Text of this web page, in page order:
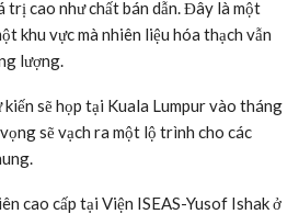
trị cao như chất bán dẫn. Đây là một
khu vực mà nhiên liệu hóa thạch vẫn
lượng.
sẽ họp tại Kuala Lumpur vào tháng
sẽ vạch ra một lộ trình cho các
cao cấp tại Viện ISEAS-Yusof Ishak ở